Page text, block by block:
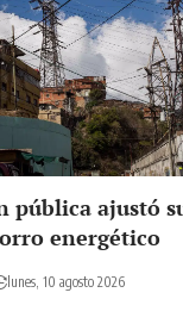
pública ajustó
energético
lunes, 10 agosto 2026